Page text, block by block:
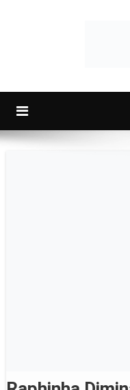
PlayboyID